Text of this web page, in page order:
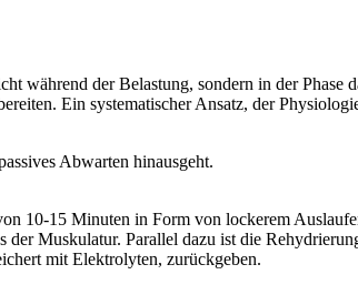
während der Belastung, sondern in der Phase
Ein systematischer Ansatz, der
Abwarten hinausgeht.
10-15 Minuten in Form von lockerem
Muskulatur. Parallel dazu ist die
mit Elektrolyten, zurückgeben.